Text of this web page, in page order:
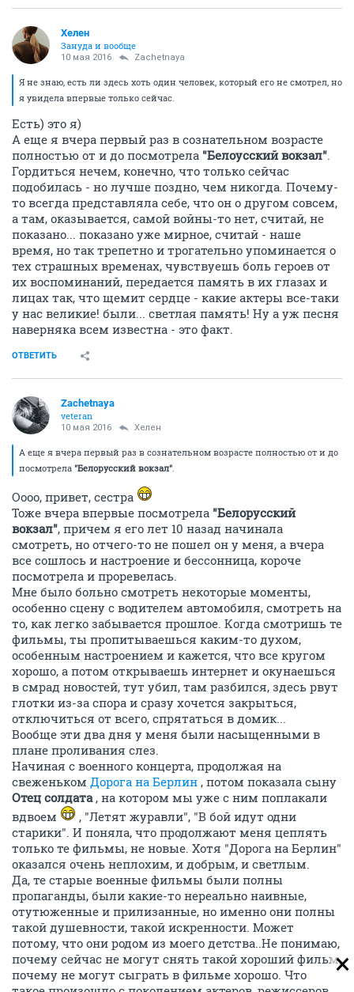
Хелен
Зануда и вообще
10 мая 2016 Zachetnaya
Я не знаю, есть ли здесь хоть один человек, который его не смотрел, но
я увидела впервые только сейчас.
Есть) это я)
А еще я вчера первый раз в сознательном возрасте
полностью от и до посмотрела "Белоусский вокзал".
Гордиться нечем, конечно, что только сейчас
подобилась - но лучше поздно, чем никогда. Почему-
то всегда представляла себе, что он о другом совсем,
а там, оказывается, самой войны-то нет, считай, не
показано... показано уже мирное, считай - наше
время, но так трепетно и трогательно упоминается о
тех страшных временах, чувствуешь боль героев от
их воспоминаний, передается память в их глазах и
лицах так, что щемит сердце - какие актеры все-таки
у нас великие! были... светлая память! Ну а уж песня
наверняка всем известна - это факт.
ОТВЕТИТЬ
Zachetnaya
veteran
10 мая 2016 Хелен
А еще я вчера первый раз в сознательном возрасте полностью от и до
посмотрела "Белорусский вокзал".
Оооо, привет, сестра
Тоже вчера впервые посмотрела "Белорусский
вокзал", причем я его лет 10 назад начинала
смотреть, но отчего-то не пошел он у меня, а вчера
все сошлось и настроение и бессонница, короче
посмотрела и проревелась.
Мне было больно смотреть некоторые моменты,
особенно сцену с водителем автомобиля, смотреть на
то, как легко забывается прошлое. Когда смотришь те
фильмы, ты пропитываешься каким-то духом,
особенным настроением и кажется, что все кругом
хорошо, а потом открываешь интернет и окунаешься
в смрад новостей, тут убил, там разбился, здесь рвут
глотки из-за спора и сразу хочется закрыться,
отключиться от всего, спрятаться в домик...
Вообще эти два дня у меня были насыщенными в
плане проливания слез.
Начиная с военного концерта, продолжая на
свеженьком Дорога на Берлин , потом показала сыну
Отец солдата, на котором мы уже с ним поплакали
вдвоем
, "Летят журавли", "В бой идут одни
старики". И поняла, что продолжают меня цеплять
только те фильмы, не новые. Хотя "Дорога на Берлин"
оказался очень неплохим, и добрым, и светлым.
Да, те старые военные фильмы были полны
пропаганды, были какие-то нереально наивные,
отутюженные и прилизанные, но именно они полны
такой душевности, такой искренности. Может
потому, что они родом из моего детства..Не понимаю,
почему сейчас не могут снять такой хороший фильм,
почему не могут сыграть в фильме хорошо. Что